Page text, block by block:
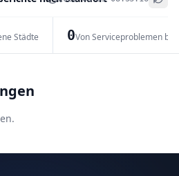
Städte 0Von Serviceproblemen